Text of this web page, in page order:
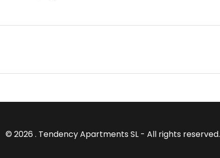
© 2026 . Tendency Apartments SL - All rights reserved.